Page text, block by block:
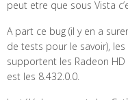
peut etre que sous Vista
A part ce bug (il y en a
de tests pour le savoir),
supportent les Radeon
est les 8.432.0.0.